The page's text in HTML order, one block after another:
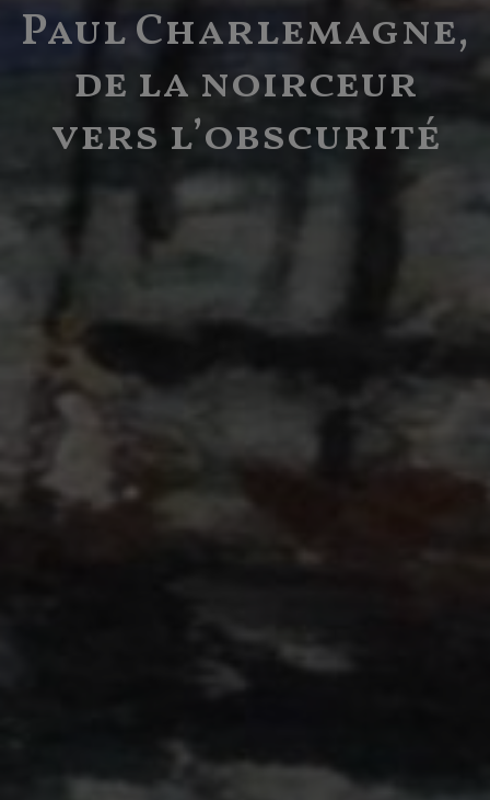
Paul Charlemagne,
de la noirceur
vers l’obscurité